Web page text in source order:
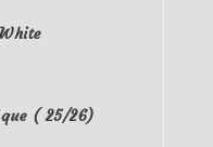
( 25/26)